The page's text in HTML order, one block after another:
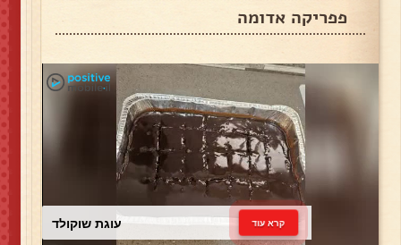
פפריקה אדומה
עוגת שוקולד קרא עוד